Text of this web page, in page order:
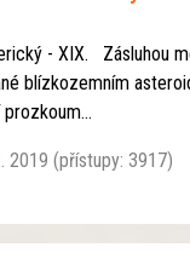
- XIX. Zásluhou
blízkozemním
2019 (přístupy: 3917)